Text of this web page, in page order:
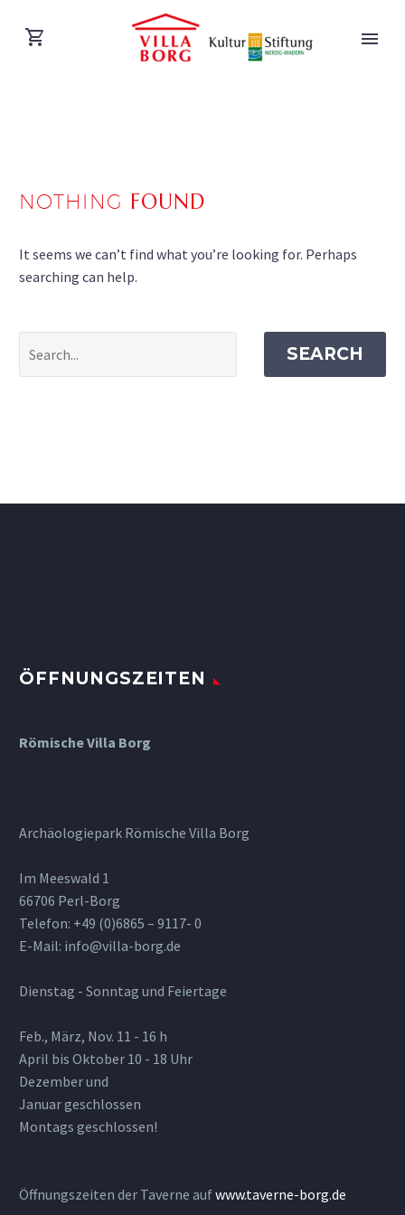
NOTHING FOUND
It seems we can’t find what you’re looking for. Perhaps
searching can help.
SEARCH
ÖFFNUNGSZEITEN
Römische Villa Borg
Archäologiepark Römische Villa Borg
Im Meeswald 1
66706 Perl-Borg
Telefon: +49 (0)6865 – 9117- 0
E-Mail: info@villa-borg.de
Dienstag - Sonntag und Feiertage
Feb., März, Nov. 11 - 16 h
April bis Oktober 10 - 18 Uhr
Dezember und
Januar geschlossen
Montags geschlossen!
Öffnungszeiten der Taverne aufwww.taverne-borg.de